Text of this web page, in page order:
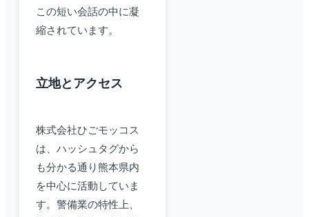
この短い会話の中に凝
縮されています。
立地とアクセス
株式会社ひごモッコス
は、ハッシュタグから
も分かる通り熊本県内
を中心に活動していま
す。警備業の特性上、